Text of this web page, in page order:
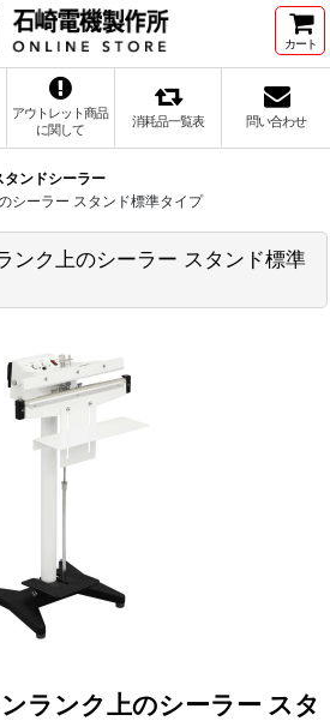
カート
アウトレット商品
に関して
消耗品一覧表 問い合わせ
タンドシーラー
ーラー スタンド標準タイプ
ク上のシーラー スタンド標準
ランク上のシーラー スタ